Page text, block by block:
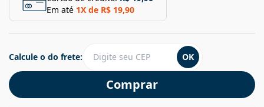
Em até 1X de R$ 19,90
Comprar
Calcule o do frete: OK